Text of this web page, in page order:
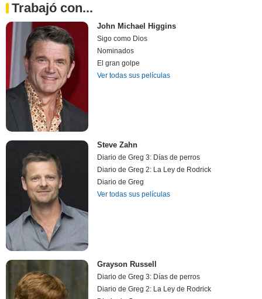
Trabajó con...
John Michael Higgins
Sigo como Dios
Nominados
El gran golpe
Ver todas sus películas
Steve Zahn
Diario de Greg 3: Días de perros
Diario de Greg 2: La Ley de Rodrick
Diario de Greg
Ver todas sus películas
Grayson Russell
Diario de Greg 3: Días de perros
Diario de Greg 2: La Ley de Rodrick